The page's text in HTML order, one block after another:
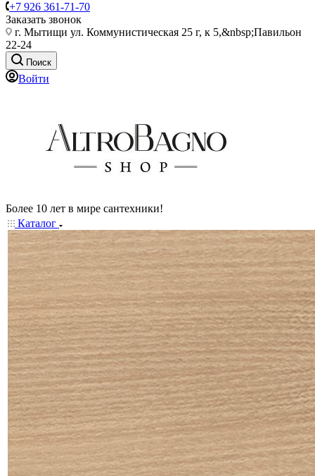
+7 926 361-71-70
Заказать звонок
г. Мытищи ул. Коммунистическая 25 г, к 5,&nbsp;Павильон
22-24
Поиск
Войти
Более 10 лет в мире сантехники!
Каталог